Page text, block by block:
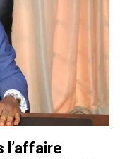
l’affaire